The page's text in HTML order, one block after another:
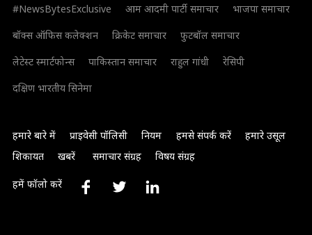
#NewsBytesExclusive
आम आदमी पार्टी समाचार
भाजपा समाचार
बॉक्स ऑफिस कलेक्शन
क्रिकेट समाचार
फुटबॉल समाचार
लेटेस्ट स्मार्टफोन्स
पाकिस्तान समाचार राहुल गांधी
रेसिपी
दक्षिण भारतीय सिनेमा
हमारे बारे में प्राइवेसी पॉलिसी नियम हमसे संपर्क करें
हमारे उसूल
शिकायत
खबरें समाचार संग्रह विषय संग्रह
हमें फॉलो करें